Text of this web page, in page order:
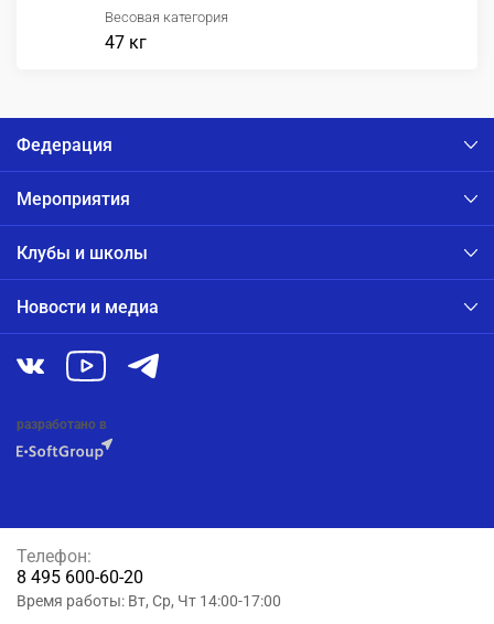
Весовая категория
47 кг
Федерация
Мероприятия
Клубы и школы
Новости и медиа
разработано в
Телефон:
8 495 600-60-20
Время работы: Вт, Ср, Чт 14:00-17:00